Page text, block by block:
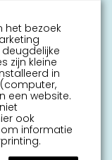
het bezoek
zijn kleine
in
een website.
ook
informatie